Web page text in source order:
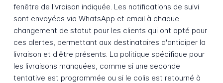
fenêtre de livraison indiquée. Les notifications de suivi
sont envoyées via WhatsApp et email à chaque
changement de statut pour les clients qui ont opté pour
ces alertes, permettant aux destinataires d'anticiper la
livraison et d'être présents. La politique spécifique pour
les livraisons manquées, comme si une seconde
tentative est programmée ou si le colis est retourné à